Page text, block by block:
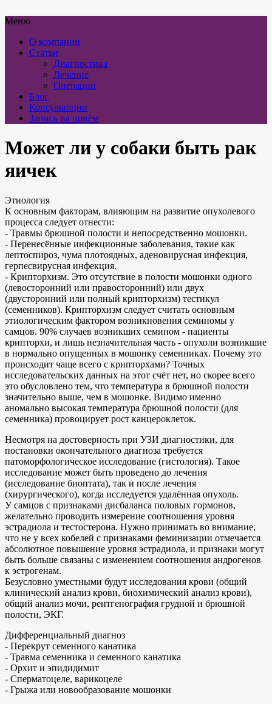
Меню
О компании
Статьи
Диагностика
Лечение
Операции
Блог
Консультации
Запись на приём
Может ли у собаки быть рак
яичек
Этиология
К основным факторам, влияющим на развитие опухолевого
процесса следует отнести:
- Травмы брюшной полости и непосредственно мошонки.
- Перенесённые инфекционные заболевания, такие как
лептоспироз, чума плотоядных, аденовирусная инфекция,
герпесвирусная инфекция.
- Крипторхизм. Это отсутствие в полости мошонки одного
(левосторонний или правосторонний) или двух
(двусторонний или полный крипторхизм) тестикул
(семенников). Крипторхизм следует считать основным
этиологическим фактором возникновения семиномы у
самцов. 90% случаев возникших семином - пациенты
крипторхи, и лишь незначительная часть - опухоли возникшие
в нормально опущенных в мошонку семенниках. Почему это
происходит чаще всего с крипторхами? Точных
исследовательских данных на этот счёт нет, но скорее всего
это обусловлено тем, что температура в брюшной полости
значительно выше, чем в мошонке. Видимо именно
аномально высокая температура брюшной полости (для
семенника) провоцирует рост канцероклеток.
Несмотря на достоверность при УЗИ диагностики, для
постановки окончательного диагноза требуется
патоморфологическое исследование (гистология). Такое
исследование может быть проведено до лечения
(исследование биоптата), так и после лечения
(хирургического), когда исследуется удалённая опухоль.
У самцов с признаками дисбаланса половых гормонов,
желательно проводить измерение соотношения уровня
эстрадиола и тестостерона. Нужно принимать во внимание,
что не у всех кобелей с признаками феминизации отмечается
абсолютное повышение уровня эстрадиола, и признаки могут
быть больше связаны с изменением соотношения андрогенов
к эстрогенам.
Безусловно уместными будут исследования крови (общий
клинический анализ крови, биохимический анализ крови),
общий анализ мочи, рентгенография грудной и брюшной
полости, ЭКГ.
Дифференциальный диагноз
- Перекрут семенного канатика
- Травма семенника и семенного канатика
- Орхит и эпидидимит
- Сперматоцеле, варикоцеле
- Грыжа или новообразование мошонки